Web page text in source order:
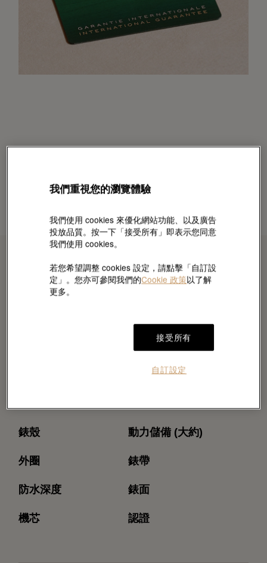
錶殼
外圈
防水深度
機芯
動力儲備 (大約)
錶帶
錶面
認證
我們重視您的瀏覽體驗
我們使用 cookies 來優化網站功能、以及廣告
投放品質。按一下「接受所有」即表示您同意
我們使用 cookies。
若您希望調整 cookies 設定，請點擊「自訂設
定」。您亦可參閱我們的Cookie 政策以了解
更多。
接受所有
自訂設定